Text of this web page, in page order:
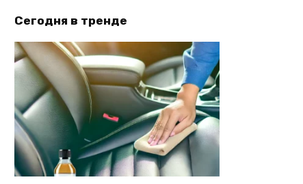
Сегодня в тренде